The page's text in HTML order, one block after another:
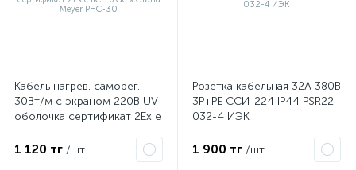
Кабель нагрев. саморег.
30Вт/м с экраном 220В UV-
оболочка сертификат 2Ex e
PHC-30
1 120 тг /шт
Розетка кабельная 32А 380В
3P+PЕ ССИ-224 IP44 PSR22-
032-4 ИЭК
1 900 тг /шт